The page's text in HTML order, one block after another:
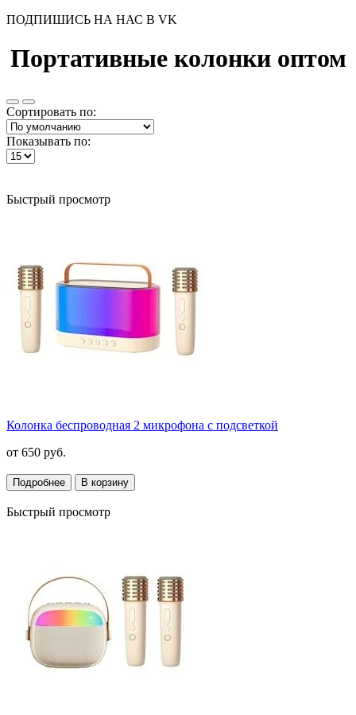
ПОДПИШИСЬ НА НАС В VK
Портативные колонки оптом
Сортировать по:
Показывать по:
Быстрый просмотр
Колонка беспроводная 2 микрофона с подсветкой
от 650 руб.
Подробнее В корзину
Быстрый просмотр